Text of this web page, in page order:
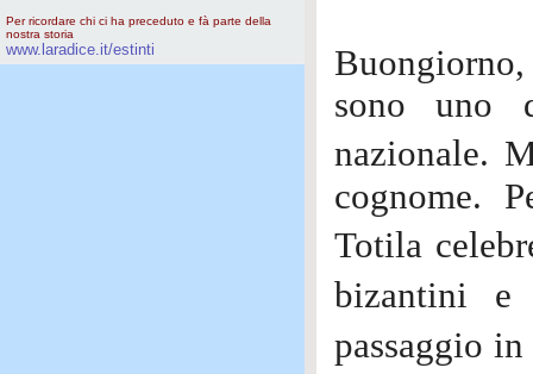
Per ricordare chi ci ha preceduto e fà parte della
nostra storia
www.laradice.it/estinti
Buongiorno,
sono uno
nazionale.
cognome.
Totila
bizantini
passaggio